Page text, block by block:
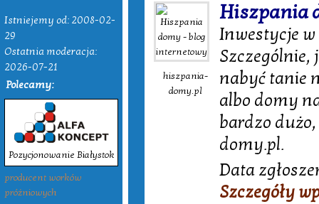
Istniejemy od: 2008-02-
29
Ostatnia moderacja:
2026-07-21
Polecamy:
Pozycjonowanie Białystok
producent worków
próżniowych
hiszpania-
domy.pl
Hiszpania
Inwestycje w
Szczególnie,
nabyć tanie
albo domy
bardzo
domy.pl.
Data
Szczegóły